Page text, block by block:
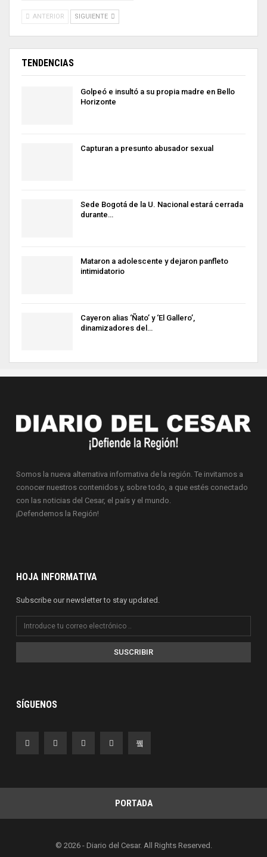
ANTERIOR SIGUIENTE
TENDENCIAS
Golpeó e insultó a su propia madre en Bello
Horizonte
Capturan a presunto abusador sexual
Sede Bogotá de la U. Nacional estará cerrada
durante…
Mataron a adolescente y dejaron panfleto
intimidatorio
Cayeron alias ‘Ñato’ y ‘El Gallero’,
dinamizadores del…
Somos la nueva alternativa informativa de la región. Te invitamos a
conocer nuestros contenidos y, sobre todo, a que estés conectado
con las noticias del Cesar, el país y el mundo.
¡Defendemos la Región!
HOJA INFORMATIVA
Subscribe our newsletter to stay updated.
SUSCRIBIR
SÍGUENOS
PORTADA
© 2026 - Diario del Cesar. All Rights Reserved.